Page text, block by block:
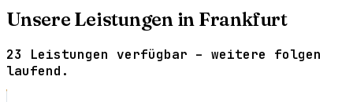
Unsere Leistungen in Frankfurt
23 Leistungen verfügbar – weitere folgen
laufend.